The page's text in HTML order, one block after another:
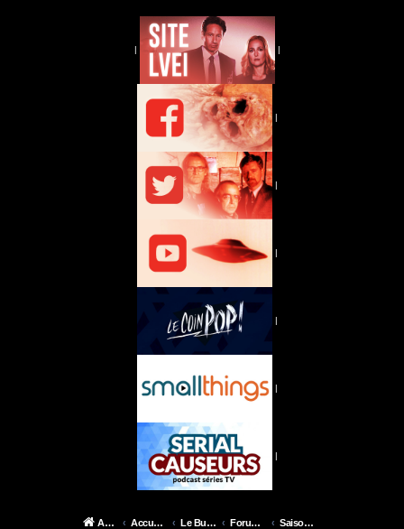
| |
|
|
|
|
|
|
Accueil Accueil du forum Le Bureau des X-Files Forum épisodes Saison 5